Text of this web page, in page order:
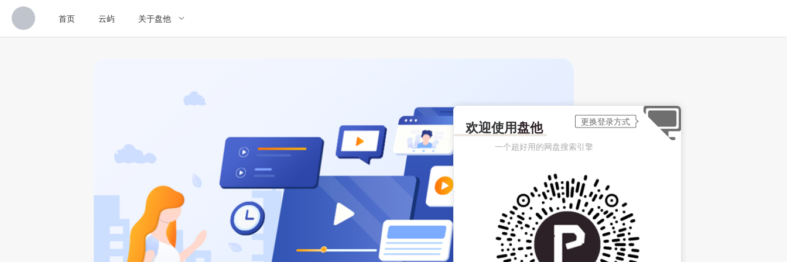
首页 云屿 关于盘他
欢迎使用盘他
一个超好用的网盘搜索引擎